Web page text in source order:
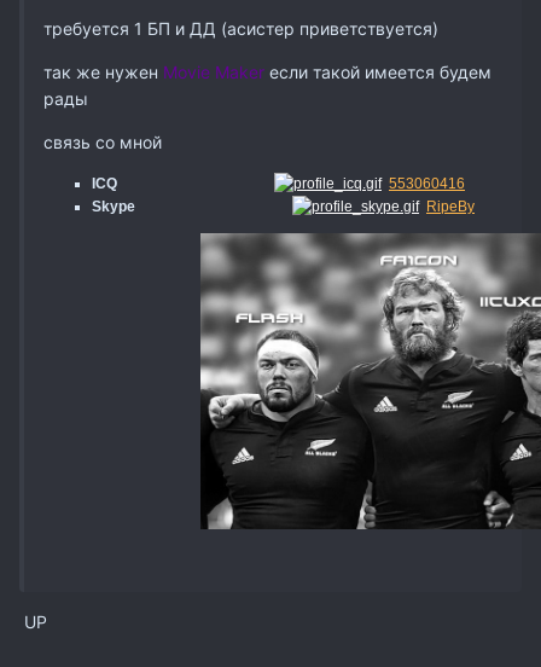
требуется 1 БП и ДД (асистер приветствуется)
так же нужен Movie Maker если такой имеется будем
рады
связь со мной
ICQ
553060416
Skype
RipeBy
UP